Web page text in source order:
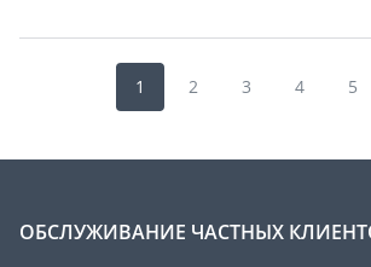
1 2 3 4 5
ОБСЛУЖИВАНИЕ ЧАСТНЫХ